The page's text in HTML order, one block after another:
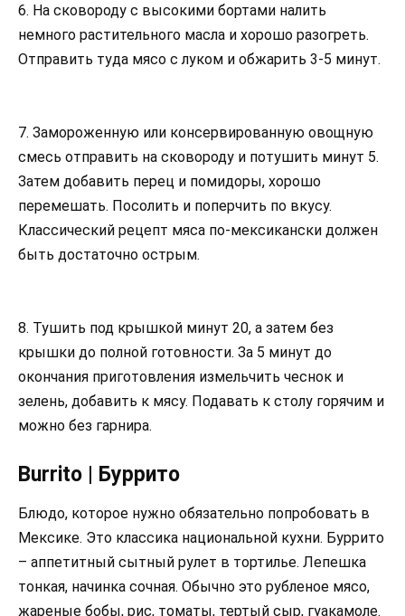
6. На сковороду с высокими бортами налить
немного растительного масла и хорошо разогреть.
Отправить туда мясо с луком и обжарить 3-5 минут.
7. Замороженную или консервированную овощную
смесь отправить на сковороду и потушить минут 5.
Затем добавить перец и помидоры, хорошо
перемешать. Посолить и поперчить по вкусу.
Классический рецепт мяса по-мексикански должен
быть достаточно острым.
8. Тушить под крышкой минут 20, а затем без
крышки до полной готовности. За 5 минут до
окончания приготовления измельчить чеснок и
зелень, добавить к мясу. Подавать к столу горячим и
можно без гарнира.
Burrito | Буррито
Блюдо, которое нужно обязательно попробовать в
Мексике. Это классика национальной кухни. Буррито
– аппетитный сытный рулет в тортилье. Лепешка
тонкая, начинка сочная. Обычно это рубленое мясо,
жареные бобы, рис, томаты, тертый сыр, гуакамоле.